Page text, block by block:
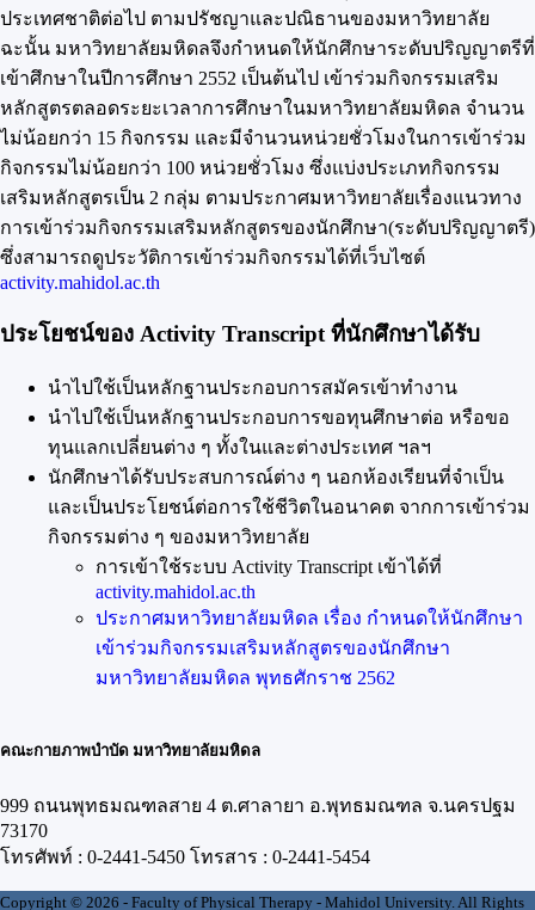
ประเทศชาติต่อไป ตามปรัชญาและปณิธานของมหาวิทยาลัย
ฉะนั้น มหาวิทยาลัยมหิดลจึงกำหนดให้นักศึกษาระดับปริญญาตรีที่
เข้าศึกษาในปีการศึกษา 2552 เป็นต้นไป เข้าร่วมกิจกรรมเสริม
หลักสูตรตลอดระยะเวลาการศึกษาในมหาวิทยาลัยมหิดล จำนวน
ไม่น้อยกว่า 15 กิจกรรม และมีจำนวนหน่วยชั่วโมงในการเข้าร่วม
กิจกรรมไม่น้อยกว่า 100 หน่วยชั่วโมง ซึ่งแบ่งประเภทกิจกรรม
เสริมหลักสูตรเป็น 2 กลุ่ม ตามประกาศมหาวิทยาลัยเรื่องแนวทาง
การเข้าร่วมกิจกรรมเสริมหลักสูตรของนักศึกษา(ระดับปริญญาตรี)
ซึ่งสามารถดูประวัติการเข้าร่วมกิจกรรมได้ที่เว็บไซต์
activity.mahidol.ac.th
ประโยชน์ของ Activity Transcript ที่นักศึกษาได้รับ
นำไปใช้เป็นหลักฐานประกอบการสมัครเข้าทำงาน
นำไปใช้เป็นหลักฐานประกอบการขอทุนศึกษาต่อ หรือขอ
ทุนแลกเปลี่ยนต่าง ๆ ทั้งในและต่างประเทศ ฯลฯ
นักศึกษาได้รับประสบการณ์ต่าง ๆ นอกห้องเรียนที่จำเป็น
และเป็นประโยชน์ต่อการใช้ชีวิตในอนาคต จากการเข้าร่วม
กิจกรรมต่าง ๆ ของมหาวิทยาลัย
การเข้าใช้ระบบ Activity Transcript เข้าได้ที่
activity.mahidol.ac.th
ประกาศมหาวิทยาลัยมหิดล เรื่อง กำหนดให้นักศึกษา
เข้าร่วมกิจกรรมเสริมหลักสูตรของนักศึกษา
มหาวิทยาลัยมหิดล พุทธศักราช 2562
คณะกายภาพบำบัด มหาวิทยาลัยมหิดล
999 ถนนพุทธมณฑลสาย 4 ต.ศาลายา อ.พุทธมณฑล จ.นครปฐม
73170
โทรศัพท์ : 0-2441-5450 โทรสาร : 0-2441-5454
Copyright © 2026 - Faculty of Physical Therapy - Mahidol University. All Rights